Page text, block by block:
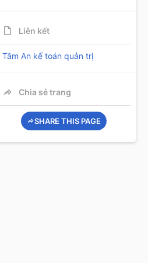
Liên kết
Tâm An kế toán quản trị
Chia sẻ trang
SHARE THIS PAGE